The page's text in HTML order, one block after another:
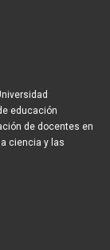
educación
de docentes en
ciencia y las